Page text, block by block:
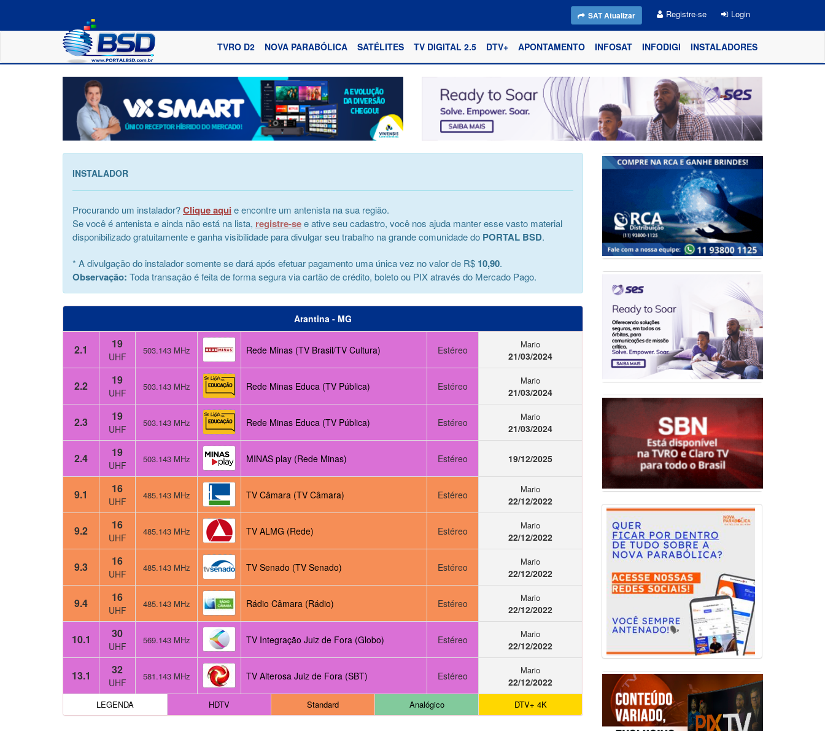
SAT Atualizar Registre-se Login
TVRO D2 NOVA PARABÓLICA SATÉLITES TV DIGITAL 2.5 DTV+ APONTAMENTO INFOSAT INFODIGI INSTALADORES
INSTALADOR
Procurando um instalador?Clique aqui e encontre um antenista na sua região.
Se você é antenista e ainda não está na lista, registre-see ative seu cadastro, você nos ajuda manter esse vasto material
disponibilizado gratuitamente e ganha visibilidade para divulgar seu trabalho na grande comunidade do PORTAL BSD.
* A divulgação do instalador somente se dará após efetuar pagamento uma única vez no valor de R$ 10,90.
Observação: Toda transação é feita de forma segura via cartão de crédito, boleto ou PIX através do Mercado Pago.
Arantina - MG
2.1 19
UHF
503.143 MHz Rede Minas (TV Brasil/TV Cultura) Estéreo Mario
21/03/2024
2.2 19
UHF
503.143 MHz Rede Minas Educa (TV Pública) Estéreo Mario
21/03/2024
2.3 19
UHF
503.143 MHz Rede Minas Educa (TV Pública) Estéreo Mario
21/03/2024
2.4 19
UHF
503.143 MHz MINAS play (Rede Minas) Estéreo 19/12/2025
9.1 16
UHF
485.143 MHz TV Câmara (TV Câmara) Estéreo Mario
22/12/2022
9.2 16
UHF
485.143 MHz TV ALMG (Rede) Estéreo Mario
22/12/2022
9.3 16
UHF
485.143 MHz TV Senado (TV Senado) Estéreo Mario
22/12/2022
9.4 16
UHF
485.143 MHz Rádio Câmara (Rádio) Estéreo Mario
22/12/2022
10.1 30
UHF
569.143 MHz TV Integração Juiz de Fora (Globo) Estéreo Mario
22/12/2022
13.1 32
UHF
581.143 MHz TV Alterosa Juiz de Fora (SBT) Estéreo Mario
22/12/2022
LEGENDA HDTV Standard Analógico DTV+ 4K